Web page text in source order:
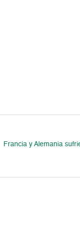
Francia y Alemania